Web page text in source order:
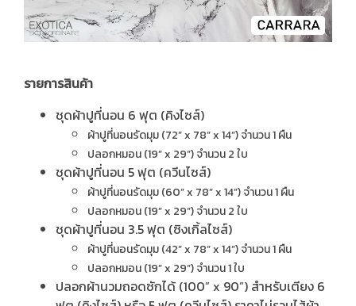
รายการสินค้า
ชุดผ้าปูที่นอน 6 ฟุต (คิงไซส์)
ผ้าปูที่นอนรัดมุม (72” x 78” x 14”) จำนวน 1 ผืน
ปลอกหมอน (19” x 29”) จำนวน 2 ใบ
ชุดผ้าปูที่นอน 5 ฟุต (ควีนไซส์)
ผ้าปูที่นอนรัดมุม (60” x 78” x 14”) จำนวน 1 ผืน
ปลอกหมอน (19” x 29”) จำนวน 2 ใบ
ชุดผ้าปูที่นอน 3.5 ฟุต (ซิงเกิ้ลไซส์)
ผ้าปูที่นอนรัดมุม (42” x 78” x 14”) จำนวน 1 ผืน
ปลอกหมอน (19” x 29”) จำนวน 1 ใบ
ปลอกผ้านวมถอดซักได้ (100” x 90”) สำหรับเตียง 6